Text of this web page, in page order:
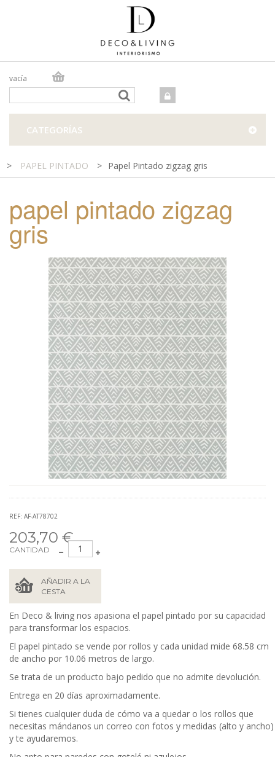
vacía
TIENDA FÍSICA
CATEGORÍAS
> PAPEL PINTADO > Papel Pintado zigzag gris
papel pintado zigzag
gris
REF: AF-AT78702
203,70 €
CANTIDAD
AÑADIR A LA
CESTA
En Deco & living nos apasiona el papel pintado por su capacidad
para transformar los espacios.
El papel pintado se vende por rollos y cada unidad mide 68.58 cm
de ancho por 10.06 metros de largo.
Se trata de un producto bajo pedido que no admite devolución.
Entrega en 20 días aproximadamente.
Si tienes cualquier duda de cómo va a quedar o los rollos que
necesitas mándanos un correo con fotos y medidas (alto y ancho)
y te ayudaremos.